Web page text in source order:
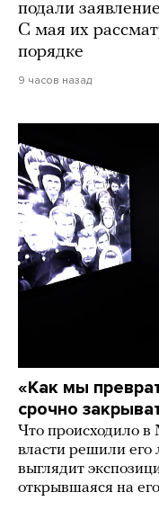
подали
С мая их
порядке
9 часов назад
«Как мы
срочно
Что происходило
власти решили его
выглядит
открывшаяся на